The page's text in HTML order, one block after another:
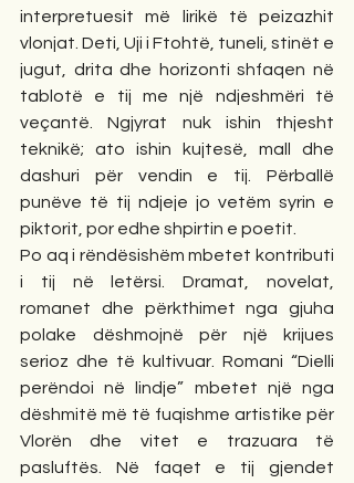
interpretuesit më lirikë të peizazhit
vlonjat. Deti, Uji i Ftohtë, tuneli, stinët e
jugut, drita dhe horizonti shfaqen në
tablotë e tij me një ndjeshmëri të
veçantë. Ngjyrat nuk ishin thjesht
teknikë; ato ishin kujtesë, mall dhe
dashuri për vendin e tij. Përballë
punëve të tij ndjeje jo vetëm syrin e
piktorit, por edhe shpirtin e poetit.
Po aq i rëndësishëm mbetet kontributi
i tij në letërsi. Dramat, novelat,
romanet dhe përkthimet nga gjuha
polake dëshmojnë për një krijues
serioz dhe të kultivuar. Romani “Dielli
perëndoi në lindje” mbetet një nga
dëshmitë më të fuqishme artistike për
Vlorën dhe vitet e trazuara të
pasluftës. Në faqet e tij gjendet